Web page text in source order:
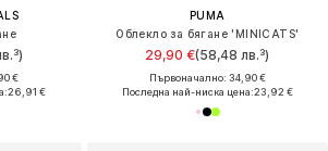
€
26,91 €
PUMA
Облекло за бягане 'MINICATS'
29,90 €(58,48 лв.³)
Първоначално: 34,90 €
Последна най-ниска цена:23,92 €